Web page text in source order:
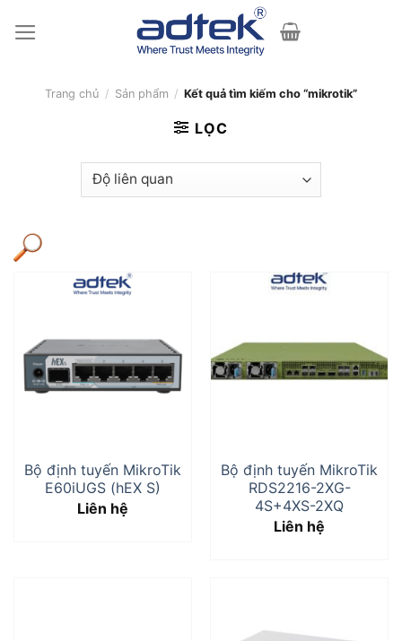
Trang chủ / Sản phẩm / Kết quả tìm kiếm cho “mikrotik”
LỌC
Thương hiệu
ELTEX(26)
Panduit (57)
Bộ định tuyến MikroTik
E60iUGS (hEX S)
Liên hệ
Bộ định tuyến MikroTik
RDS2216-2XG-
4S+4XS-2XQ
Liên hệ